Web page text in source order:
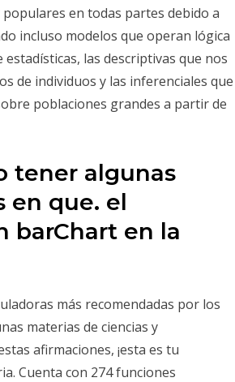
en todas partes debido a
incluso modelos que operan lógica
las descriptivas que nos
de individuos y las inferenciales que
poblaciones grandes a partir de
tener algunas
en que. el
barChart en la
más recomendadas por los
materias de ciencias y
afirmaciones, ¡esta es tu
Cuenta con 274 funciones